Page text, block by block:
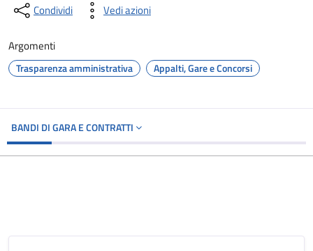
Condividi Vedi azioni
Argomenti
Trasparenza amministrativa Appalti, Gare e Concorsi
BANDI DI GARA E CONTRATTI